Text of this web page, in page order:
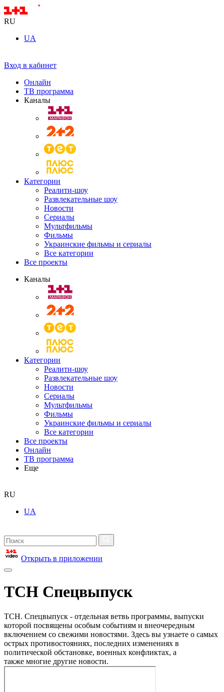
RU
UA
Вход в кабинет
Онлайн
ТВ программа
Каналы
Категории
Реалити-шоу
Развлекательные шоу
Новости
Сериалы
Мультфильмы
Фильмы
Украинские фильмы и сериалы
Все категории
Все проекты
Каналы
Категории
Реалити-шоу
Развлекательные шоу
Новости
Сериалы
Мультфильмы
Фильмы
Украинские фильмы и сериалы
Все категории
Все проекты
Онлайн
ТВ программа
Еще
RU
UA
Открыть в приложении
ТСН Спецвыпуск
ТСН. Спецвыпуск - отдельная ветвь программы, выпуски
которой посвящены особым событиям и внеочередным
включением со свежими новостями. Здесь вы узнаете о самых
острых противостояниях, последних изменениях в
политической обстановке, военных конфликтах, а
также многие другие новости.